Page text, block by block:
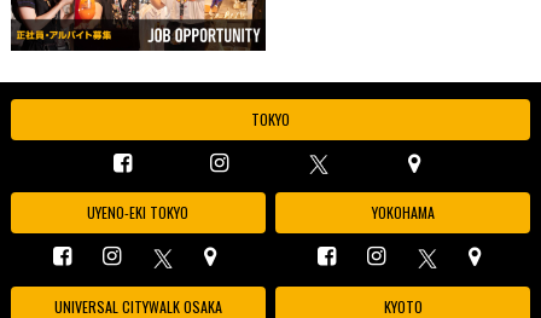
TOKYO
UYENO-EKI TOKYO YOKOHAMA
UNIVERSAL CITYWALK OSAKA KYOTO